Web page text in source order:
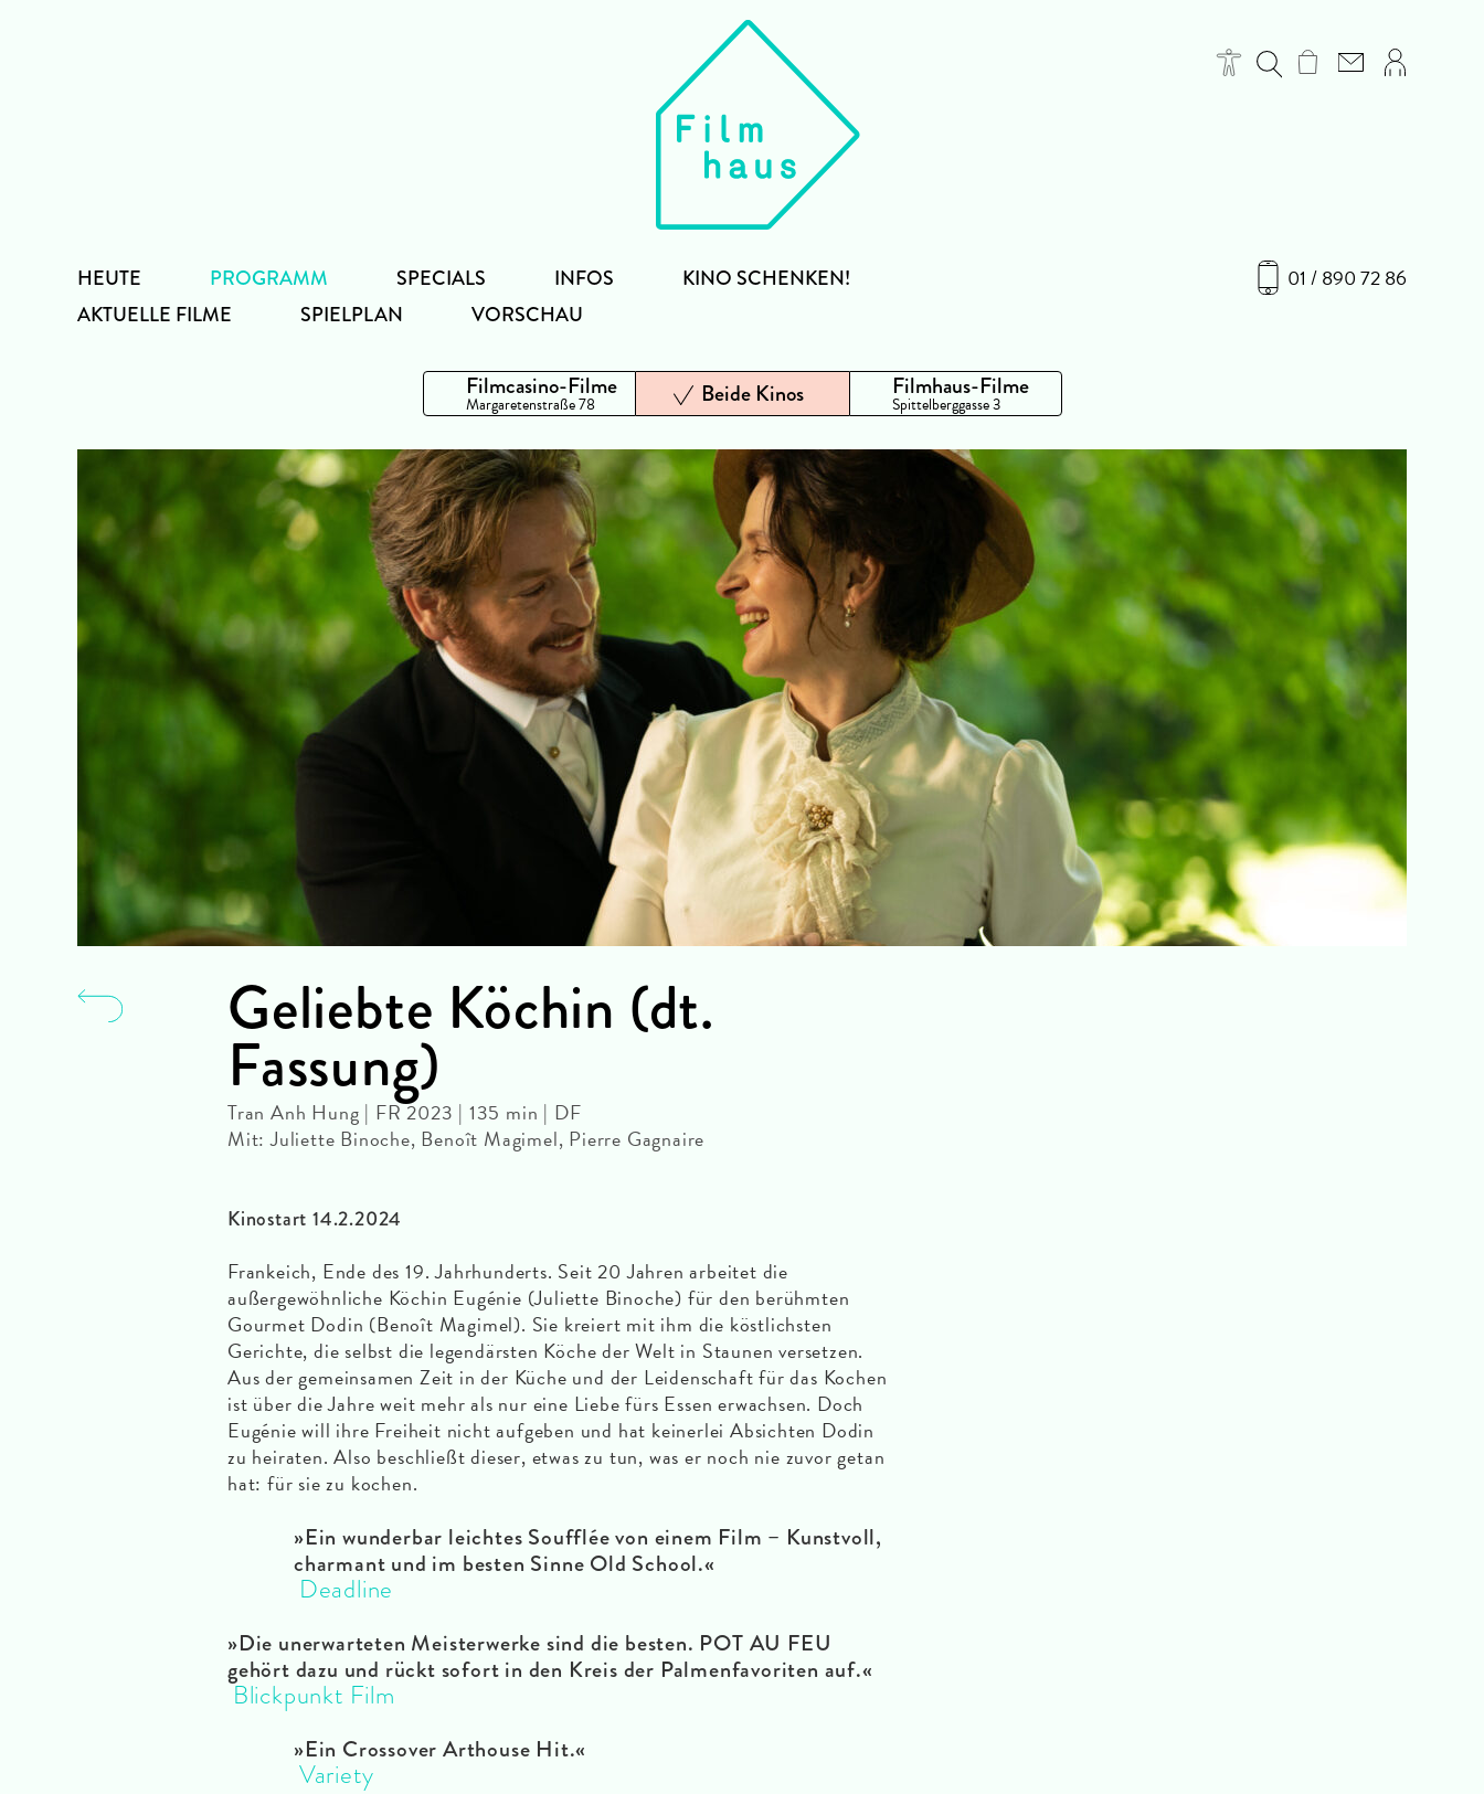
01 / 890 72 86
HEUTE
PROGRAMM
AKTUELLE FILME
SPIELPLAN VORSCHAU
SPECIALS INFOS KINO SCHENKEN!
Filmcasino-Filme
Margaretenstraße 78 Beide Kinos Filmhaus-Filme
Spittelberggasse 3
Geliebte Köchin (dt.
Fassung)
Tran Anh Hung | FR 2023 | 135 min | DF
Mit: Juliette Binoche, Benoît Magimel, Pierre Gagnaire
Kinostart 14.2.2024
Frankeich, Ende des 19. Jahrhunderts. Seit 20 Jahren arbeitet die
außergewöhnliche Köchin Eugénie (Juliette Binoche) für den berühmten
Gourmet Dodin (Benoît Magimel). Sie kreiert mit ihm die köstlichsten
Gerichte, die selbst die legendärsten Köche der Welt in Staunen versetzen.
Aus der gemeinsamen Zeit in der Küche und der Leidenschaft für das Kochen
ist über die Jahre weit mehr als nur eine Liebe fürs Essen erwachsen. Doch
Eugénie will ihre Freiheit nicht aufgeben und hat keinerlei Absichten Dodin
zu heiraten. Also beschließt dieser, etwas zu tun, was er noch nie zuvor getan
hat: für sie zu kochen.
»Ein wunderbar leichtes Soufflée von einem Film – Kunstvoll,
charmant und im besten Sinne Old School.«
Deadline
»Die unerwarteten Meisterwerke sind die besten. POT AU FEU
gehört dazu und rückt sofort in den Kreis der Palmenfavoriten auf.«
Blickpunkt Film
»Ein Crossover Arthouse Hit.«
Variety